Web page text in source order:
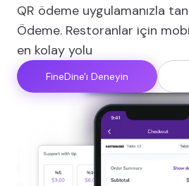
QR ödeme uygulamanızla
Ödeme. Restoranlar için
en kolay yolu
FineDine'ı Deneyin